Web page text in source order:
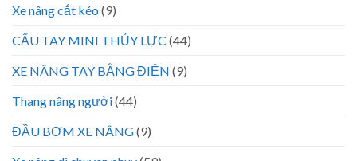
Xe nâng cắt kéo (9)
CẨU TAY MINI THỦY LỰC (44)
XE NÂNG TAY BẰNG ĐIỆN (9)
Thang nâng người(44)
ĐẦU BƠM XE NÂNG(9)